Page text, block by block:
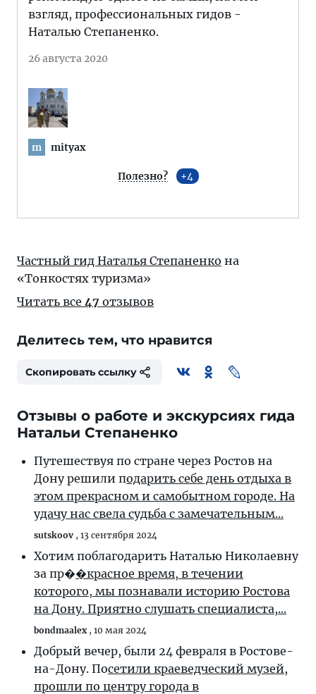
взгляд, профессиональных гидов -
Наталью Степаненко.
26 августа 2020
m mityax
Полезно? 4
Частный гид Наталья Степаненко на
«Тонкостях туризма»
Читать все 47 отзывов
Делитесь тем, что нравится
Скопировать ссылку
Отзывы о работе и экскурсиях гида
Натальи Степаненко
Путешествуя по стране через Ростов на
Дону решили подарить себе день отдыха в
этом прекрасном и самобытном городе. На
удачу нас свела судьба с замечательным...
sutskoov , 13 сентября 2024
Хотим поблагодарить Наталью Николаевну
за пр��красное время, в течении
которого, мы познавали историю Ростова
на Дону. Приятно слушать специалиста,...
bondmaalex, 10 мая 2024
Добрый вечер, были 24 февраля в Ростове-
на-Дону. Посетили краеведческий музей,
прошли по центру города в